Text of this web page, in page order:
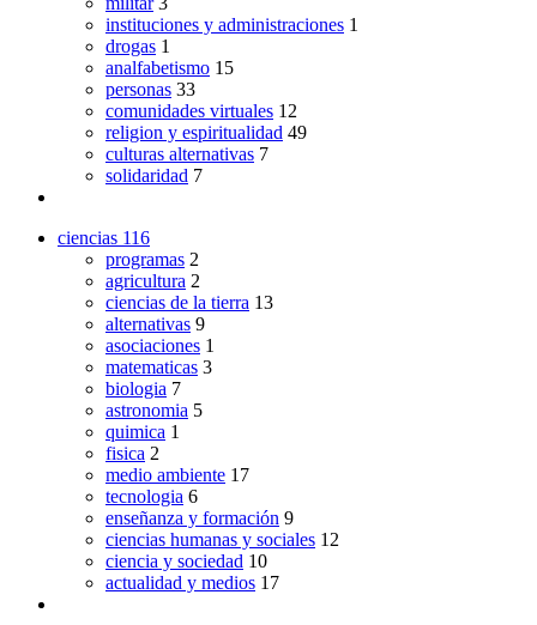
instituciones y administraciones 1
drogas 1
analfabetismo 15
personas 33
comunidades virtuales 12
religion y espiritualidad 49
culturas alternativas 7
solidaridad 7
ciencias 116
programas 2
agricultura 2
ciencias de la tierra 13
alternativas 9
asociaciones 1
matematicas 3
biologia 7
astronomia 5
quimica 1
fisica 2
medio ambiente 17
tecnologia 6
enseñanza y formación 9
ciencias humanas y sociales 12
ciencia y sociedad 10
actualidad y medios 17